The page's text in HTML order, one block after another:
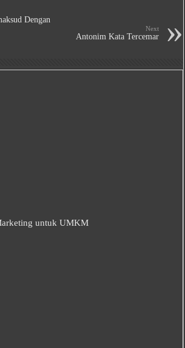
Dengan
Next
Antonim Kata Tercemar
untuk UMKM